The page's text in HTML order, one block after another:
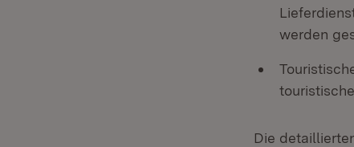
werden
Die